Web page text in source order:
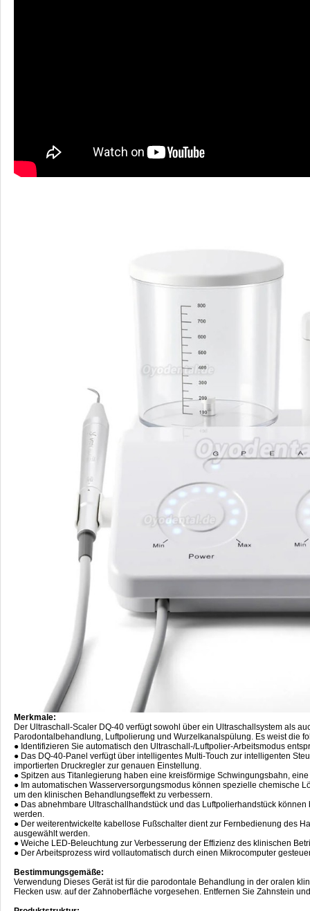
Merkmale:
Der Ultraschall-Scaler DQ-40 verfügt sowohl über ein Ultraschallsystem als
Parodontalbehandlung, Luftpolierung und Wurzelkanalspülung. Es weist die
● Identifizieren Sie automatisch den Ultraschall-/Luftpolier-Arbeitsmodus
● Das DQ-40-Panel verfügt über intelligentes Multi-Touch zur intelligenten
importierten Druckregler zur genauen Einstellung.
● Spitzen aus Titanlegierung haben eine kreisförmige Schwingungsbahn,
● Im automatischen Wasserversorgungsmodus können spezielle chemische
um den klinischen Behandlungseffekt zu verbessern.
● Das abnehmbare Ultraschallhandstück und das Luftpolierhandstück
werden.
● Der weiterentwickelte kabellose Fußschalter dient zur Fernbedienung des
ausgewählt werden.
● Weiche LED-Beleuchtung zur Verbesserung der Effizienz des klinischen
● Der Arbeitsprozess wird vollautomatisch durch einen Mikrocomputer
Bestimmungsgemäße:
Verwendung Dieses Gerät ist für die parodontale Behandlung in der oralen
Flecken usw. auf der Zahnoberfläche vorgesehen. Entfernen Sie Zahnstein